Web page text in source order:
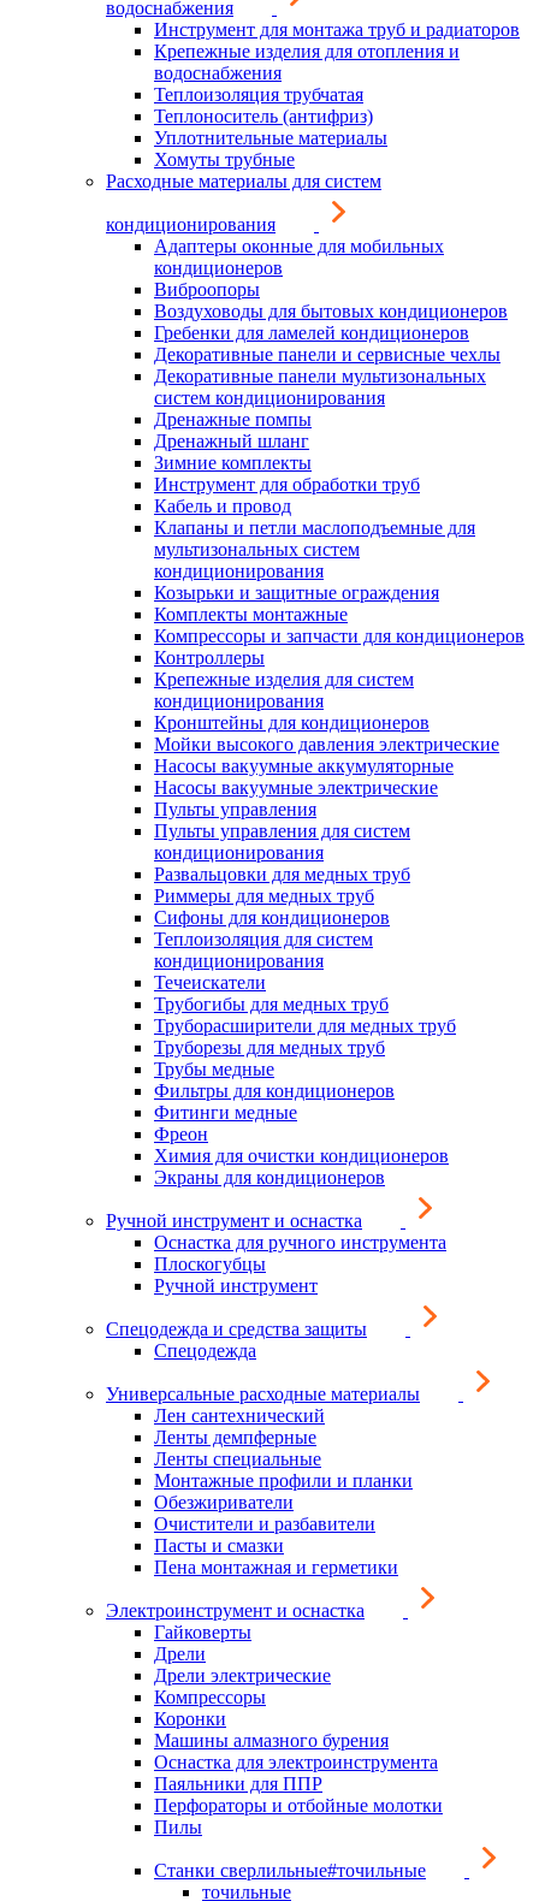
водоснабжения
Инструмент для монтажа труб и радиаторов
Крепежные изделия для отопления и
водоснабжения
Теплоизоляция трубчатая
Теплоноситель (антифриз)
Уплотнительные материалы
Хомуты трубные
Расходные материалы для систем
кондиционирования
Адаптеры оконные для мобильных
кондиционеров
Виброопоры
Воздуховоды для бытовых кондиционеров
Гребенки для ламелей кондиционеров
Декоративные панели и сервисные чехлы
Декоративные панели мультизональных
систем кондиционирования
Дренажные помпы
Дренажный шланг
Зимние комплекты
Инструмент для обработки труб
Кабель и провод
Клапаны и петли маслоподъемные для
мультизональных систем
кондиционирования
Козырьки и защитные ограждения
Комплекты монтажные
Компрессоры и запчасти для кондиционеров
Контроллеры
Крепежные изделия для систем
кондиционирования
Кронштейны для кондиционеров
Мойки высокого давления электрические
Насосы вакуумные аккумуляторные
Насосы вакуумные электрические
Пульты управления
Пульты управления для систем
кондиционирования
Развальцовки для медных труб
Риммеры для медных труб
Сифоны для кондиционеров
Теплоизоляция для систем
кондиционирования
Течеискатели
Трубогибы для медных труб
Труборасширители для медных труб
Труборезы для медных труб
Трубы медные
Фильтры для кондиционеров
Фитинги медные
Фреон
Химия для очистки кондиционеров
Экраны для кондиционеров
Ручной инструмент и оснастка
Оснастка для ручного инструмента
Плоскогубцы
Ручной инструмент
Спецодежда и средства защиты
Спецодежда
Универсальные расходные материалы
Лен сантехнический
Ленты демпферные
Ленты специальные
Монтажные профили и планки
Обезжириватели
Очистители и разбавители
Пасты и смазки
Пена монтажная и герметики
Электроинструмент и оснастка
Гайковерты
Дрели
Дрели электрические
Компрессоры
Коронки
Машины алмазного бурения
Оснастка для электроинструмента
Паяльники для ППР
Перфораторы и отбойные молотки
Пилы
Станки сверлильные#точильные
точильные